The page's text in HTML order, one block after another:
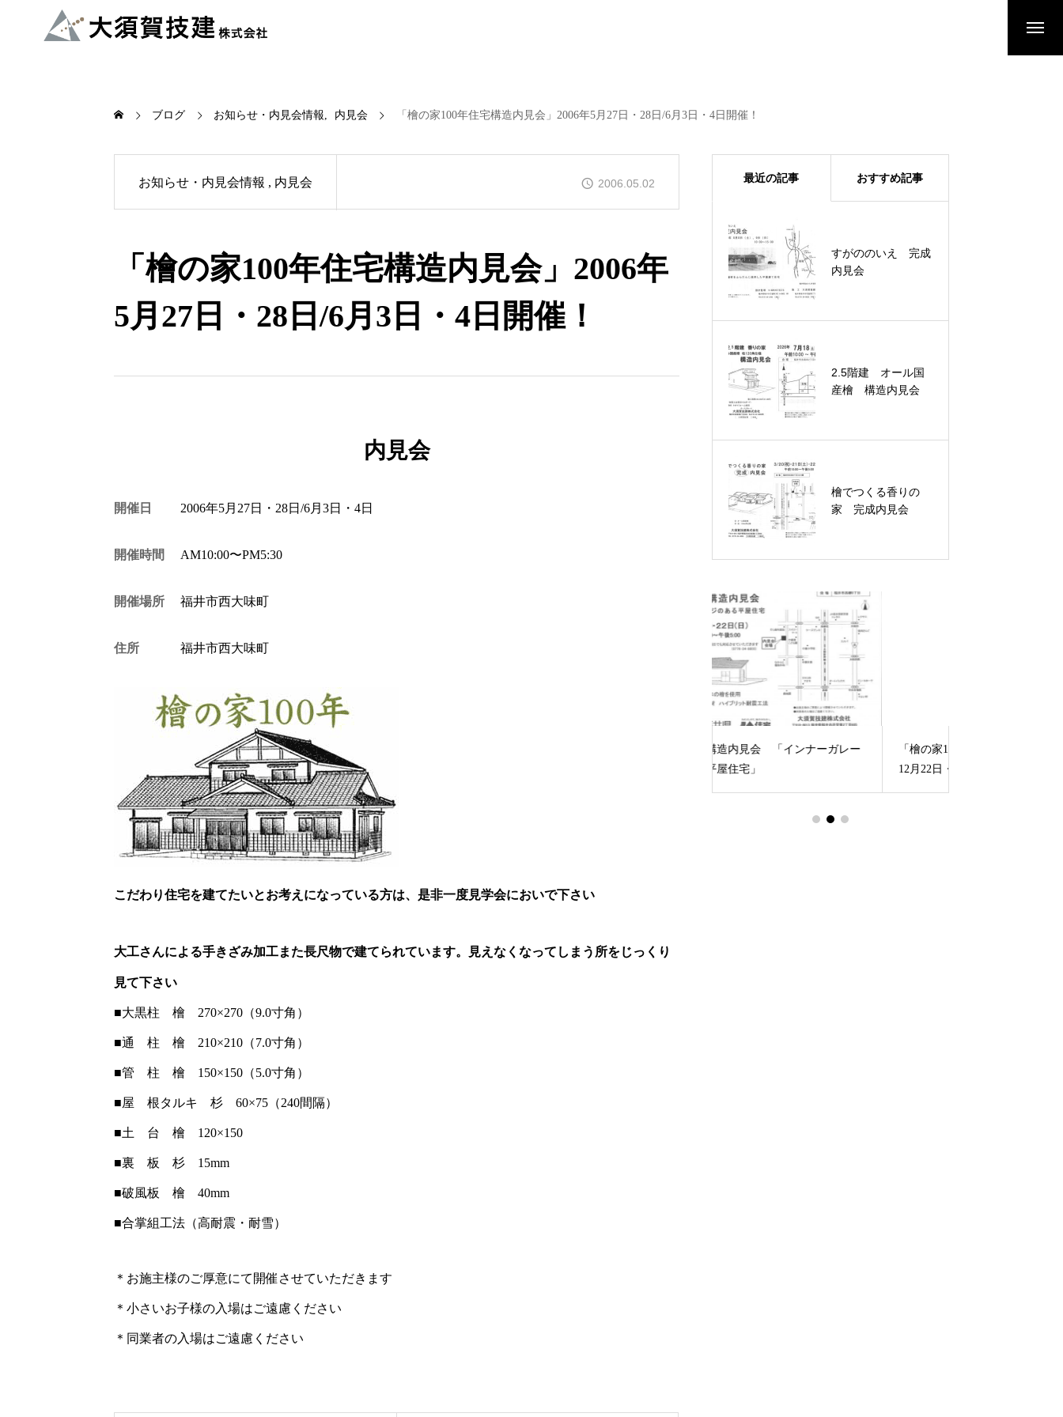
ブログ お知らせ・内見会情報 内見会 「檜の家100年住宅構造内見会」2006年5月27日・28日/6月3日・4日開催！
お知らせ・内見会情報 内見会 2006.05.02
「檜の家100年住宅構造内見会」2006年
5月27日・28日/6月3日・4日開催！
内見会
開催日 2006年5月27日・28日/6月3日・4日
開催時間 AM10:00〜PM5:30
開催場所 福井市西大味町
住所 福井市西大味町
こだわり住宅を建てたいとお考えになっている方は、是非一度見学会においで下さい
大工さんによる手きざみ加工また長尺物で建てられています。見えなくなってしまう所をじっくり
見て下さい
■大黒柱 檜 270×270（9.0寸角）
■通 柱 檜 210×210（7.0寸角）
■管 柱 檜 150×150（5.0寸角）
■屋 根タルキ 杉 60×75（240間隔）
■土 台 檜 120×150
■裏 板 杉 15mm
■破風板 檜 40mm
■合掌組工法（高耐震・耐雪）
＊お施主様のご厚意にて開催させていただきます
＊小さいお子様の入場はご遠慮ください
＊同業者の入場はご遠慮ください
最近の記事 おすすめ記事
すがののいえ 完成
内見会
2.5階建 オール国
産檜 構造内見会
檜でつくる香りの
家 完成内見会
「檜の家100年住宅」完成内見会 2013年
12月22日・23日開催！坂井市丸岡町